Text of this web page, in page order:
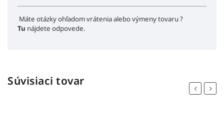
Máte otázky ohľadom vrátenia alebo výmeny tovaru ?
Tu nájdete odpovede.
Súvisiaci tovar
Previous
Next